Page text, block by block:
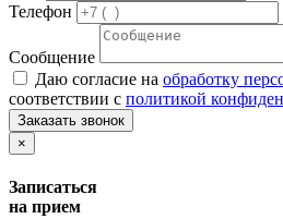
Телефон
Сообщение
Даю согласие на обработку
соответствии с политикой
Заказать звонок
×
Записаться
на прием